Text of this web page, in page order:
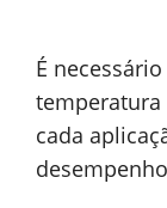
É
cada